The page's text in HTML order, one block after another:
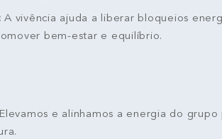
A vivência ajuda a liberar bloqueios
bem-estar e equilíbrio.
Elevamos e alinhamos a energia do